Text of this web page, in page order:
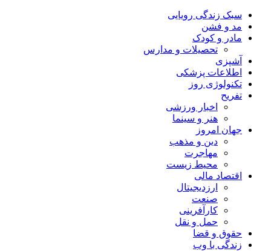
سبک زندگی رویایی
مد و فشن
مادر و کودک
تحصیلات و مدارس
آشپزی
اطلاعات پزشکی
تکنولوژی روز
تفریح
اخبار ورزشی
هنر و سینما
جهان امروز
دین و مذهب
مهاجرت
محیط زیست
اقتصاد مالی
ارزدیجیتال
صنعت
کارآفرینی
حمل و نقل
حقوق و قضا
زندگی با وب